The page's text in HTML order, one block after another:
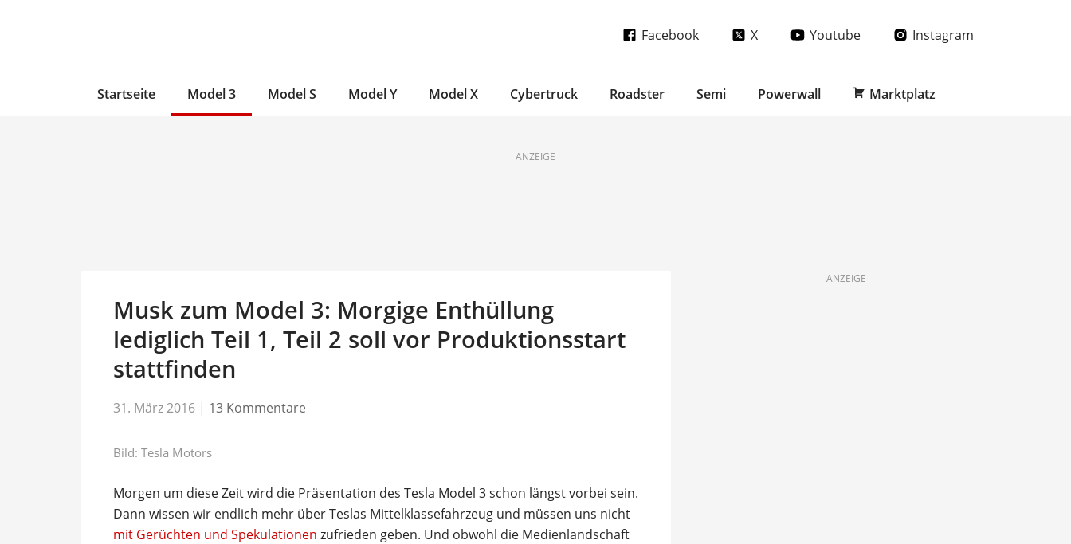
Facebook X Youtube Instagram
Startseite Model 3 Model S Model Y Model X Cybertruck Roadster Semi Powerwall Marktplatz
ANZEIGE
Musk zum Model 3: Morgige Enthüllung
lediglich Teil 1, Teil 2 soll vor Produktionsstart
stattfinden
31. März 2016 | 13 Kommentare
Bild: Tesla Motors
Morgen um diese Zeit wird die Präsentation des Tesla Model 3 schon längst vorbei sein.
Dann wissen wir endlich mehr über Teslas Mittelklassefahrzeug und müssen uns nicht
mit Gerüchten und Spekulationen zufrieden geben. Und obwohl die Medienlandschaft
ANZEIGE